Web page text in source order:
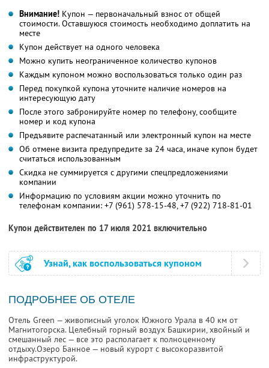
Внимание! Купон — первоначальный взнос от общей
стоимости. Оставшуюся стоимость необходимо доплатить на
месте
Купон действует на одного человека
Можно купить неограниченное количество купонов
Каждым купоном можно воспользоваться только один раз
Перед покупкой купона уточните наличие номеров на
интересующую дату
После этого забронируйте номер по телефону, сообщите
номер и код купона
Предъявите распечатанный или электронный купон на месте
Об отмене визита предупредите за 24 часа, иначе купон будет
считаться использованным
Скидка не суммируется с другими спецпредложениями
компании
Информацию по условиям акции можно уточнить по
телефонам компании: +7 (961) 578-15-48, +7 (922) 718-81-01
Купон действителен по 17 июля 2021 включительно
Узнай, как воспользоваться купоном
ПОДРОБНЕЕ ОБ ОТЕЛЕ
Отель Green — живописный уголок Южного Урала в 40 км от
Магнитогорска. Целебный горный воздух Башкирии, хвойный и
смешанный лес — все это располагает к полноценному
отдыху.Озеро Бaннoе — новый курорт с высокоразвитой
инфраструктурой.